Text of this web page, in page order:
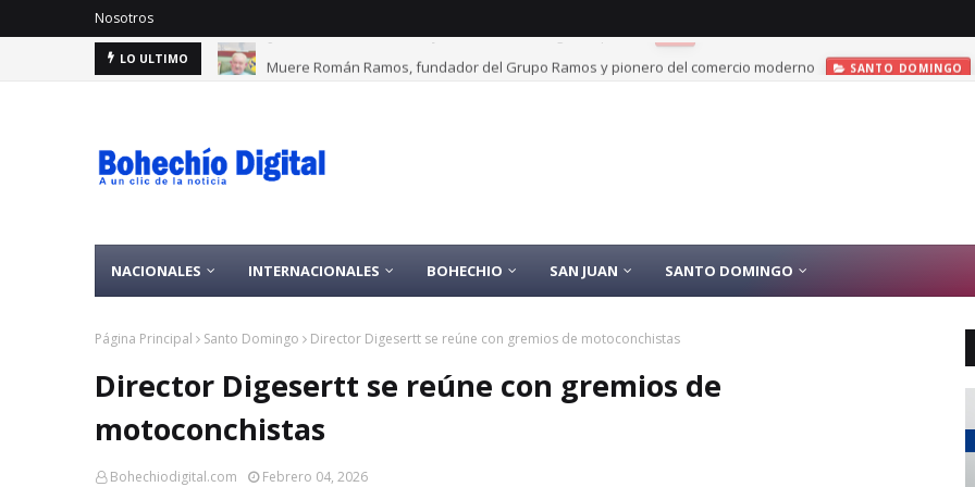
Nosotros
LO ULTIMO Muere Román Ramos, fundador del Grupo Ramos y pionero del comercio moderno SANTO DOMINGO
NACIONALES INTERNACIONALES BOHECHIO SAN JUAN SANTO DOMINGO
Página Principal Santo Domingo Director Digesertt se reúne con gremios de motoconchistas
Director Digesertt se reúne con gremios de
motoconchistas
Bohechiodigital.com Febrero 04, 2026